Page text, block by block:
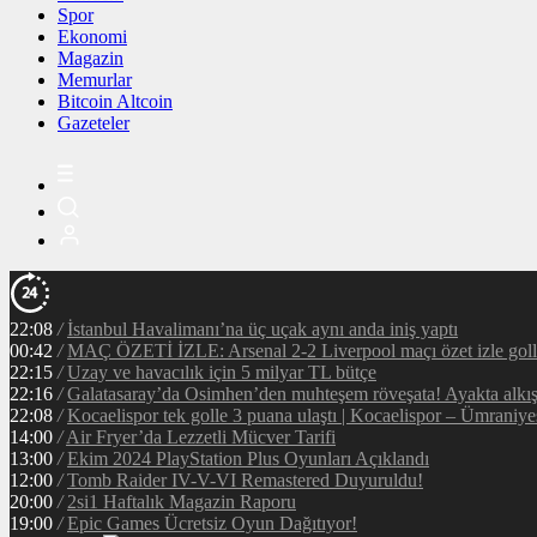
Spor
Ekonomi
Magazin
Memurlar
Bitcoin Altcoin
Gazeteler
22:08 / İstanbul Havalimanı’na üç uçak aynı anda iniş yaptı
00:42 / MAÇ ÖZETİ İZLE: Arsenal 2-2 Liverpool maçı özet izle
22:15 / Uzay ve havacılık için 5 milyar TL bütçe
22:16 / Galatasaray’da Osimhen’den muhteşem röveşata! Ayakta
22:08 / Kocaelispor tek golle 3 puana ulaştı | Kocaelispor –
14:00 / Air Fryer’da Lezzetli Mücver Tarifi
13:00 / Ekim 2024 PlayStation Plus Oyunları Açıklandı
12:00 / Tomb Raider IV-V-VI Remastered Duyuruldu!
20:00 / 2si1 Haftalık Magazin Raporu
19:00 / Epic Games Ücretsiz Oyun Dağıtıyor!